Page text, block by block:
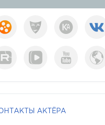
АКТЁРА